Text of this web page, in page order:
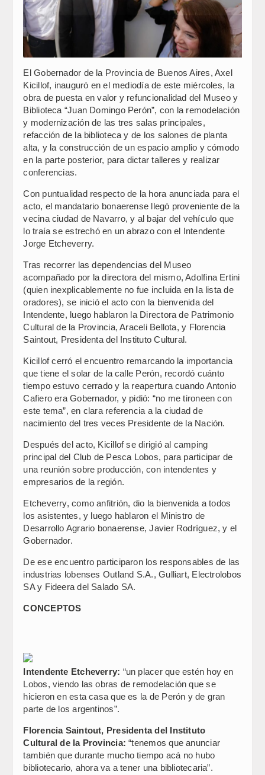
El Gobernador de la Provincia de Buenos Aires, Axel
Kicillof, inauguró en el mediodía de este miércoles, la
obra de puesta en valor y refuncionalidad del Museo y
Biblioteca “Juan Domingo Perón”, con la remodelación
y modernización de las tres salas principales,
refacción de la biblioteca y de los salones de planta
alta, y la construcción de un espacio amplio y cómodo
en la parte posterior, para dictar talleres y realizar
conferencias.
Con puntualidad respecto de la hora anunciada para el
acto, el mandatario bonaerense llegó proveniente de la
vecina ciudad de Navarro, y al bajar del vehículo que
lo traía se estrechó en un abrazo con el Intendente
Jorge Etcheverry.
Tras recorrer las dependencias del Museo
acompañado por la directora del mismo, Adolfina Ertini
(quien inexplicablemente no fue incluida en la lista de
oradores), se inició el acto con la bienvenida del
Intendente, luego hablaron la Directora de Patrimonio
Cultural de la Provincia, Araceli Bellota, y Florencia
Saintout, Presidenta del Instituto Cultural.
Kicillof cerró el encuentro remarcando la importancia
que tiene el solar de la calle Perón, recordó cuánto
tiempo estuvo cerrado y la reapertura cuando Antonio
Cafiero era Gobernador, y pidió: “no me tironeen con
este tema”, en clara referencia a la ciudad de
nacimiento del tres veces Presidente de la Nación.
Después del acto, Kicillof se dirigió al camping
principal del Club de Pesca Lobos, para participar de
una reunión sobre producción, con intendentes y
empresarios de la región.
Etcheverry, como anfitrión, dio la bienvenida a todos
los asistentes, y luego hablaron el Ministro de
Desarrollo Agrario bonaerense, Javier Rodríguez, y el
Gobernador.
De ese encuentro participaron los responsables de las
industrias lobenses Outland S.A., Gulliart, Electrolobos
SA y Fideera del Salado SA.
CONCEPTOS
Intendente Etcheverry: “un placer que estén hoy en
Lobos, viendo las obras de remodelación que se
hicieron en esta casa que es la de Perón y de gran
parte de los argentinos”.
Florencia Saintout, Presidenta del Instituto
Cultural de la Provincia:“tenemos que anunciar
también que durante mucho tiempo acá no hubo
bibliotecario, ahora va a tener una bibliotecaria”.